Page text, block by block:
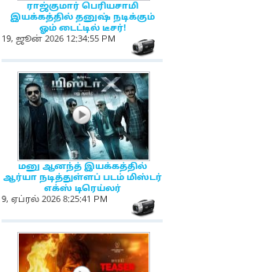
NewsIcon
ராஜ்குமார் பெரியசாமி
இயக்கத்தில் தனுஷ் நடிக்கும்
ஓம் டைட்டில் டீசர்!
19, ஜூன் 2026 12:34:55 PM
NewsIcon
NewsIcon
மனு ஆனந்த் இயக்கத்தில்
ஆர்யா நடித்துள்ளப் படம் மிஸ்டர்
எக்ஸ் டிரெய்லர்
9, ஏப்ரல் 2026 8:25:41 PM